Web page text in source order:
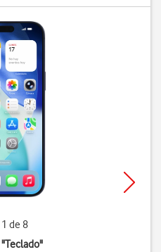
1 de 8
Teclado"